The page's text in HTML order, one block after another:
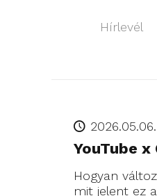
Hírlevél
2026.05.06.
YouTube
Hogyan
mit jelent ez